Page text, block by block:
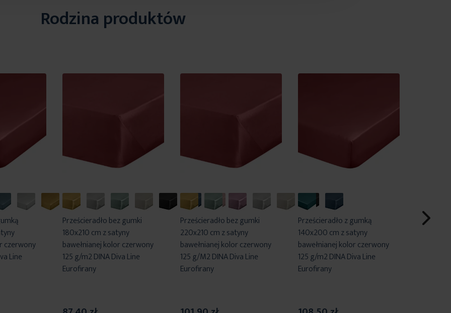
Rodzina produktów
czerwony
Line
Prześcieradło bez gumki
180x210 cm z satyny
bawełnianej kolor czerwony
125 g/m2 DINA Diva Line
Eurofirany
Prześcieradło bez gumki
220x210 cm z satyny
bawełnianej kolor czerwony
125 g/M2 DINA Diva Line
Eurofirany
Prześcieradło z gumką
140x200 cm z satyny
bawełnianej kolor czerwony
125 g/m2 DINA Diva Line
Eurofirany